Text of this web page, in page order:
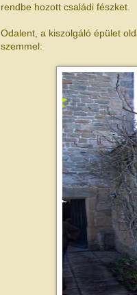
rendbe hozott családi fészket.
Odalent, a kiszolgáló épület
szemmel: